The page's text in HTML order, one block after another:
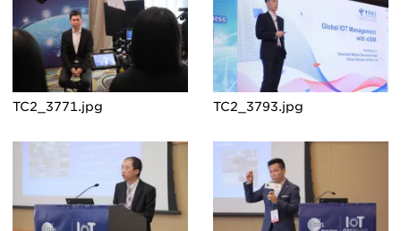
TC2_3771.jpg TC2_3793.jpg